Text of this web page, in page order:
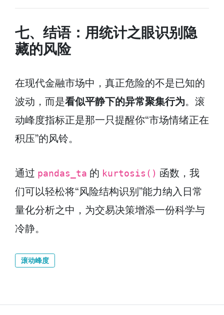
七、结语：用统计之眼识别隐
藏的风险
在现代金融市场中，真正危险的不是已知的
波动，而是看似平静下的异常聚集行为。滚
动峰度指标正是那一只提醒你“市场情绪正在
积压”的风铃。
通过 pandas_ta 的 kurtosis() 函数，我
们可以轻松将“风险结构识别”能力纳入日常
量化分析之中，为交易决策增添一份科学与
冷静。
滚动峰度